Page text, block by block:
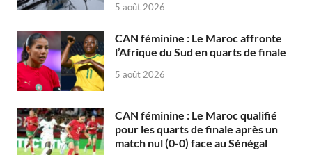
5 août 2026
CAN féminine : Le Maroc affronte
l’Afrique du Sud en quarts de finale
5 août 2026
CAN féminine : Le Maroc qualifié
pour les quarts de finale après un
match nul (0-0) face au Sénégal